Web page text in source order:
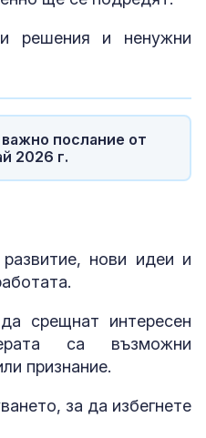
решения и ненужни
послание от
2026 г.
нови идеи и
срещнат интересен
са възможни
признание.
за да избегнете